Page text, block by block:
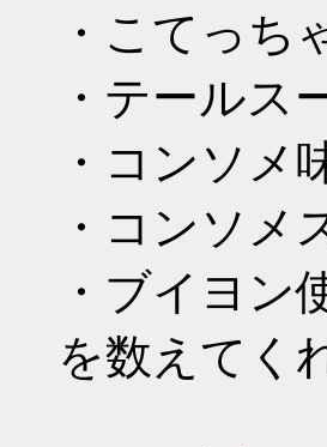
・こてっち
・テールス
・コンソメ
・コンソメ
・ブイヨン
を数えてく